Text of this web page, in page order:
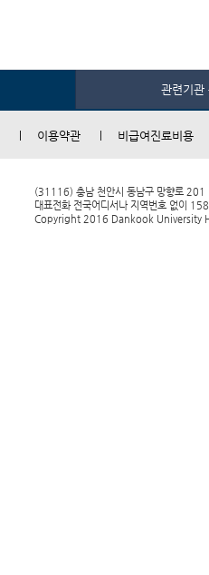
관련기관
이용약관 비급여진료비용
(31116) 충남 천안시 동남구 망향로 201
대표전화 전국어디서나 지역번호 없이
Copyright 2016 Dankook University